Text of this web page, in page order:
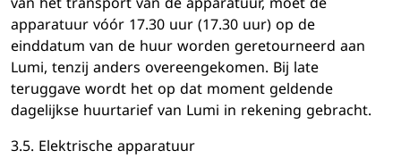
apparatuur vóór 17.30 uur (17.30 uur) op de
einddatum van de huur worden geretourneerd aan
Lumi, tenzij anders overeengekomen. Bij late
teruggave wordt het op dat moment geldende
dagelijkse huurtarief van Lumi in rekening gebracht.
3.5. Elektrische apparatuur